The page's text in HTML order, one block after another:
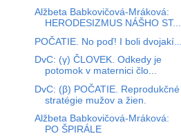
Alžbeta Babkovičová-Mráková:
HERODESIZMUS NÁŠHO ST...
POČATIE. No poď! I boli dvojakí...
DvC: (γ) ČLOVEK. Odkedy je
potomok v maternici člo...
DvC: (β) POČATIE. Reprodukčné
stratégie mužov a žien.
Alžbeta Babkovičová-Mráková:
PO ŠPIRÁLE